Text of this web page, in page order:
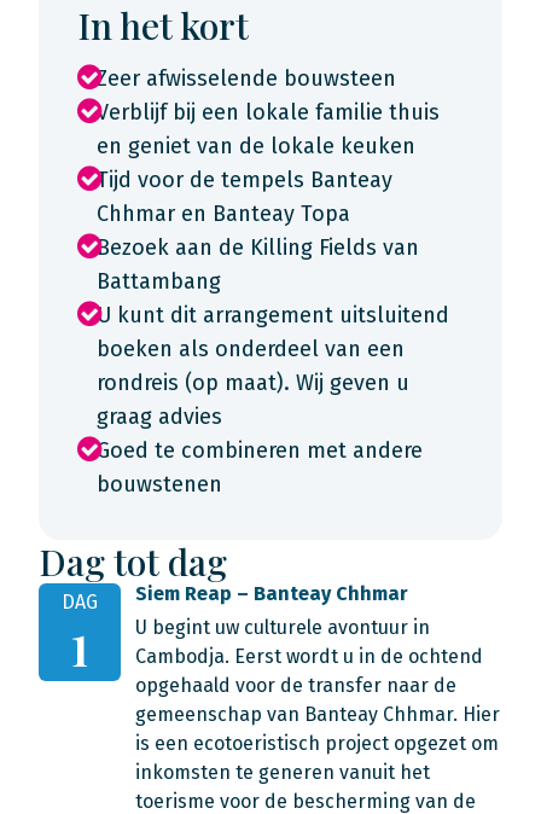
In het kort
Zeer afwisselende bouwsteen
Verblijf bij een lokale familie thuis
en geniet van de lokale keuken
Tijd voor de tempels Banteay
Chhmar en Banteay Topa
Bezoek aan de Killing Fields van
Battambang
U kunt dit arrangement uitsluitend
boeken als onderdeel van een
rondreis (op maat). Wij geven u
graag advies
Goed te combineren met andere
bouwstenen
Dag tot dag
DAG
1
Siem Reap – Banteay Chhmar
U begint uw culturele avontuur in
Cambodja. Eerst wordt u in de ochtend
opgehaald voor de transfer naar de
gemeenschap van Banteay Chhmar. Hier
is een ecotoeristisch project opgezet om
inkomsten te generen vanuit het
toerisme voor de bescherming van de